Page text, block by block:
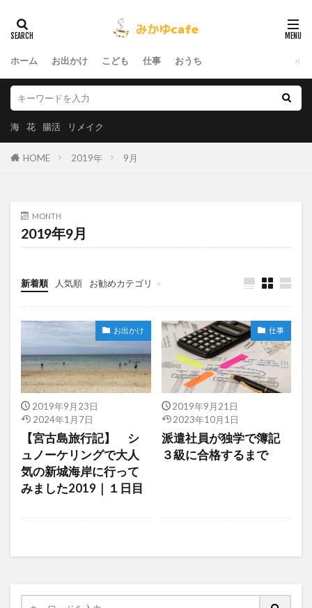
ホーム お出かけ こども 仕事 おうち
海 花 腸活 リメイク
HOME 2019年 9月
MONTH
2019年9月
新着順 人気順 お勧めカテゴリ
おうち
お出かけ
2019年9月23日
2024年1月7日
【宮古島旅行記】 シ
ュノーケリングで大人
気の新城海岸に行って
みました2019｜１日目
仕事
2019年9月21日
2023年10月1日
派遣社員が独学で簿記
３級に合格するまで